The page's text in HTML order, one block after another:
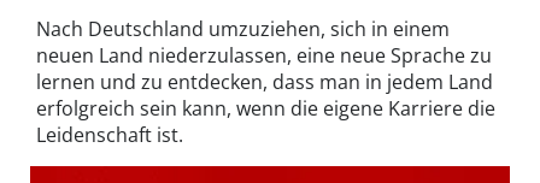
Nach Deutschland umzuziehen, sich in einem
neuen Land niederzulassen, eine neue Sprache zu
lernen und zu entdecken, dass man in jedem Land
erfolgreich sein kann, wenn die eigene Karriere die
Leidenschaft ist.